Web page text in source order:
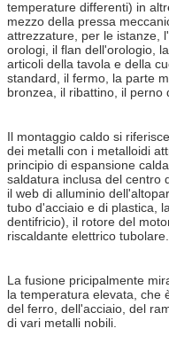
temperature differenti) in
mezzo della pressa
attrezzature, per le istanze,
orologi, il flan dell'orologio,
articoli della tavola e della
standard, il fermo, la parte
bronzea, il ribattino, il perno
Il montaggio caldo si
dei metalli con i metalloidi
principio di espansione
saldatura inclusa del centro
il web di alluminio
tubo d'acciaio e di plastica,
dentifricio), il rotore del
riscaldante elettrico tubolare.
La fusione pricipalmente
la temperatura elevata, che
del ferro, dell'acciaio, del
di vari metalli nobili.